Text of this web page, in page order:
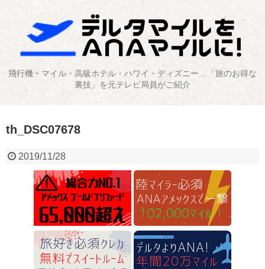
飛行機・マイル・高級ホテル・ハワイ・ディズニー…「旅のお得な
裏技」を元テレビ局員がご紹介
th_DSC07678
2019/11/28